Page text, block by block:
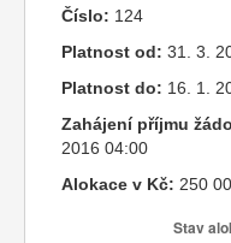
Číslo: 124
Platnost od: 31. 3.
Platnost do: 16. 1.
Zahájení příjmu
2016 04:00
Alokace v Kč: 250